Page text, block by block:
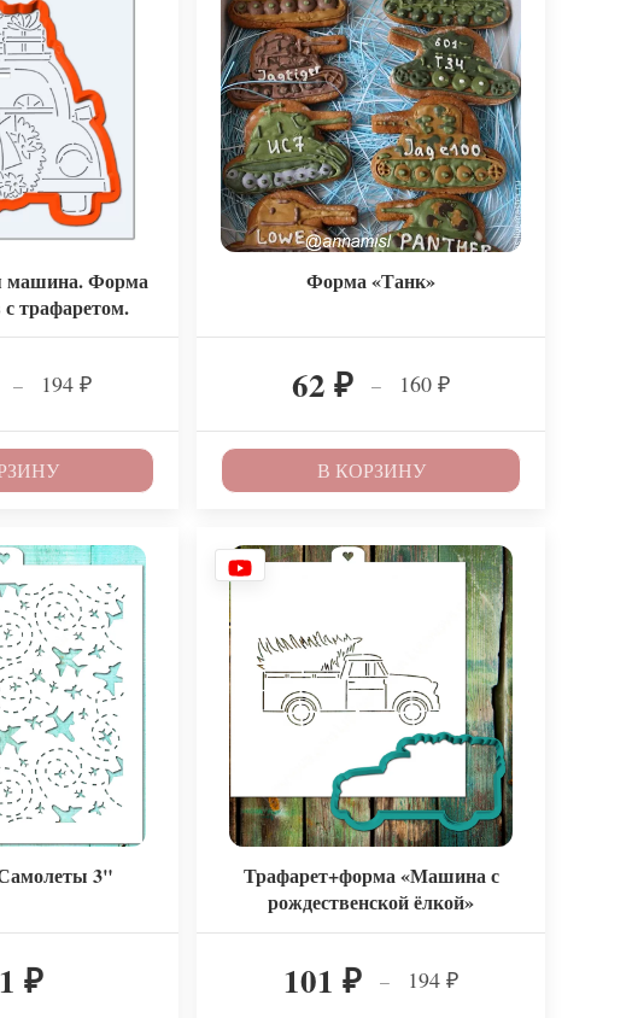
машина. Форма
трафаретом.
– 194₽
Форма «Танк»
62₽ – 160₽
В КОРЗИНУ
3"
₽
Трафарет+форма «Машина с
рождественской ёлкой»
101₽ – 194₽